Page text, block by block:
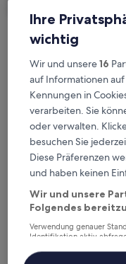
Kostenlose
Verdiene
Mehr sparen
Überprüfe die
Ihre
wichtig
Wir und unsere16
auf Informationen
Kennungen in
verarbeiten. Sie
oder verwalten.
besuchen Sie
Diese Präferenzen
und haben keinen
Wir und unsere
Folgendes
Verwendung genauer
Identifikation aktiv
Inhalte, Messung von